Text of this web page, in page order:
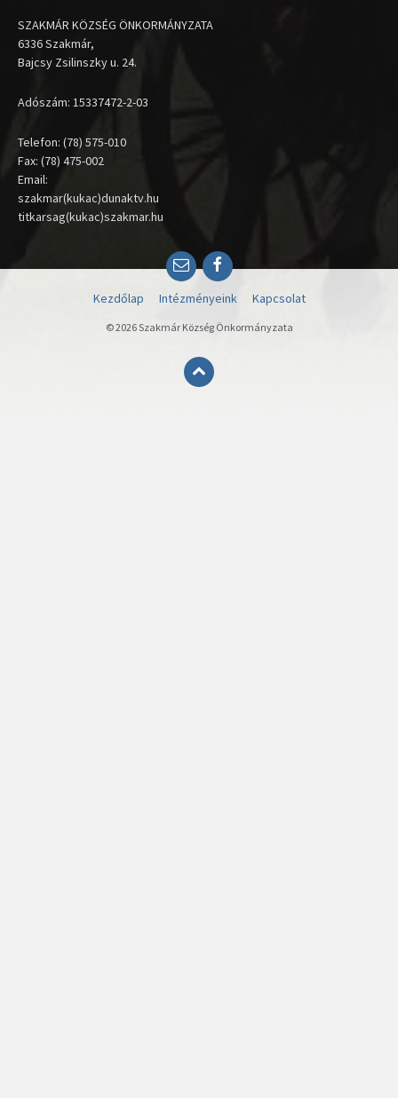
SZAKMÁR KÖZSÉG ÖNKORMÁNYZATA
6336 Szakmár,
Bajcsy Zsilinszky u. 24.
Adószám: 15337472-2-03
Telefon: (78) 575-010
Fax: (78) 475-002
Email:
szakmar(kukac)dunaktv.hu
titkarsag(kukac)szakmar.hu
EmailFacebook
Kezdőlap Intézményeink Kapcsolat
© 2026 Szakmár Község Önkormányzata